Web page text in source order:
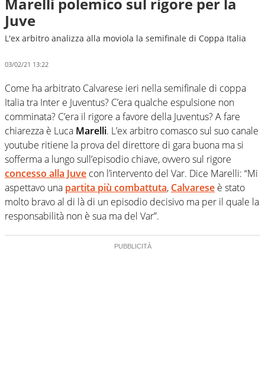
Juve
L'ex arbitro analizza alla moviola la semifinale di Coppa Italia
03/02/21 13:22
Come ha arbitrato Calvarese ieri nella semifinale di coppa
Italia tra Inter e Juventus? C’era qualche espulsione non
comminata? C’era il rigore a favore della Juventus? A fare
chiarezza è Luca Marelli. L’ex arbitro comasco sul suo canale
youtube ritiene la prova del direttore di gara buona ma si
sofferma a lungo sull’episodio chiave, ovvero sul rigore
concesso alla Juve con l’intervento del Var. Dice Marelli: “Mi
aspettavo una partita più combattuta, Calvarese è stato
molto bravo al di là di un episodio decisivo ma per il quale la
responsabilità non è sua ma del Var”.